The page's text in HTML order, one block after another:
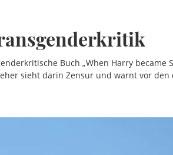
Buch „When Harry became
sieht darin Zensur und warnt vor den